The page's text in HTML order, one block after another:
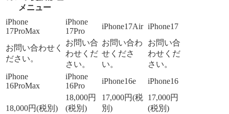
メニュー
カメラ交換修理
メニュー
iPhone
17ProMax
iPhone
17Pro
iPhone17Air iPhone17
お問い合わせく
ださい。
お問い合
わせくだ
さい。
お問い合わ
せくださ
い。
お問い合
わせくだ
さい。
iPhone
16ProMax
iPhone
16Pro
iPhone16e iPhone16
18,000円(税別)
18,000円
(税別)
17,000円(税
別)
17,000円
(税別)